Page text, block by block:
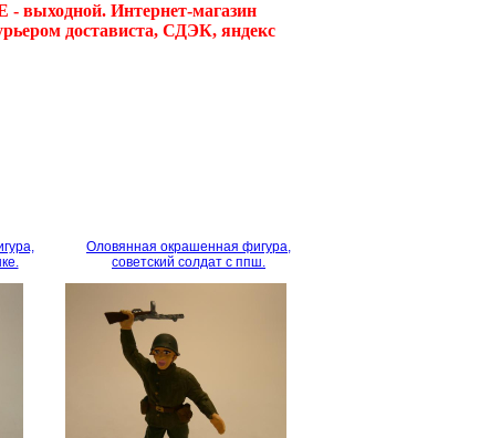
выходной. Интернет-магазин
достависта, СДЭК, яндекс
Оловянная окрашенная фигура,
советский солдат с ппш.